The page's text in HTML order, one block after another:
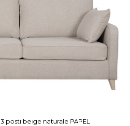
posti beige naturale PAPEL